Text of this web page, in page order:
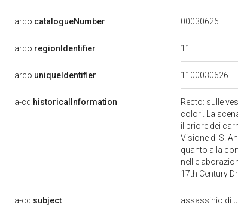
arco:catalogueNumber 00030626
arco:regionIdentifier 11
arco:uniqueIdentifier 1100030626
a-cd:historicalInformation
Recto: sulle
colori. La
il priore dei
Visione di S.
quanto alla
17th Century
a-cd:subject assassinio di